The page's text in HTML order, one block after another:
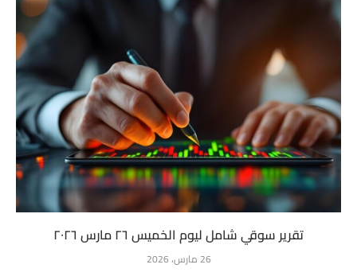
تقرير سوقي شامل ليوم الخميس ٢٦ مارس ٢٠٢٦
26 مارس، 2026